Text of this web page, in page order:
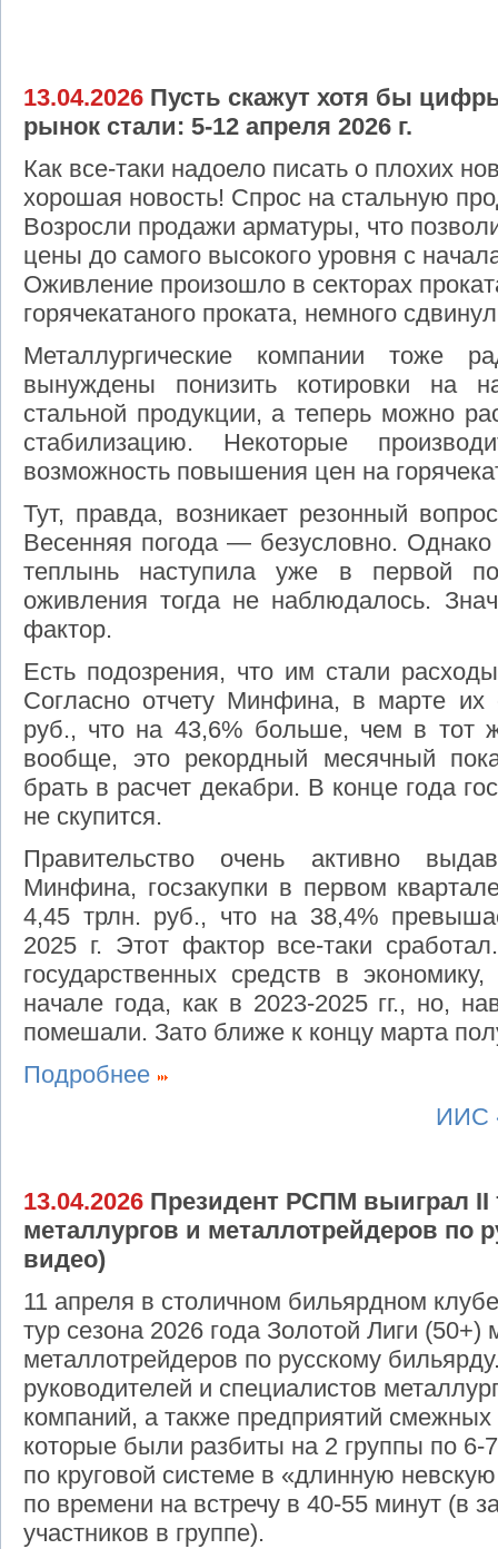
13.04.2026 Пусть скажут хотя бы
рынок стали: 5-12 апреля 2026 г.
Как все-таки надоело писать о плохих
хорошая новость! Спрос на стальную
Возросли продажи арматуры, что
цены до самого высокого уровня с
Оживление произошло в секторах
горячекатаного проката, немного
Металлургические компании
вынуждены понизить котировки на
стальной продукции, а теперь можно
стабилизацию. Некоторые
возможность повышения цен на
Тут, правда, возникает резонный
Весенняя погода — безусловно. Однако
теплынь наступила уже в первой
оживления тогда не наблюдалось.
фактор.
Есть подозрения, что им стали
Согласно отчету Минфина, в марте их
руб., что на 43,6% больше, чем в тот
вообще, это рекордный месячный
брать в расчет декабри. В конце года
не скупится.
Правительство очень активно
Минфина, госзакупки в первом
4,45 трлн. руб., что на 38,4%
2025 г. Этот фактор все-таки
государственных средств в
начале года, как в 2023-2025 гг., но,
помешали. Зато ближе к концу марта
Подробнее
ИИС
13.04.2026 Президент РСПМ выиграл II
металлургов и металлотрейдеров по
видео)
11 апреля в столичном бильярдном
тур сезона 2026 года Золотой Лиги (50+)
металлотрейдеров по русскому
руководителей и специалистов
компаний, а также предприятий смежных
которые были разбиты на 2 группы по 6-
по круговой системе в «длинную невскую
по времени на встречу в 40-55 минут (в
участников в группе).